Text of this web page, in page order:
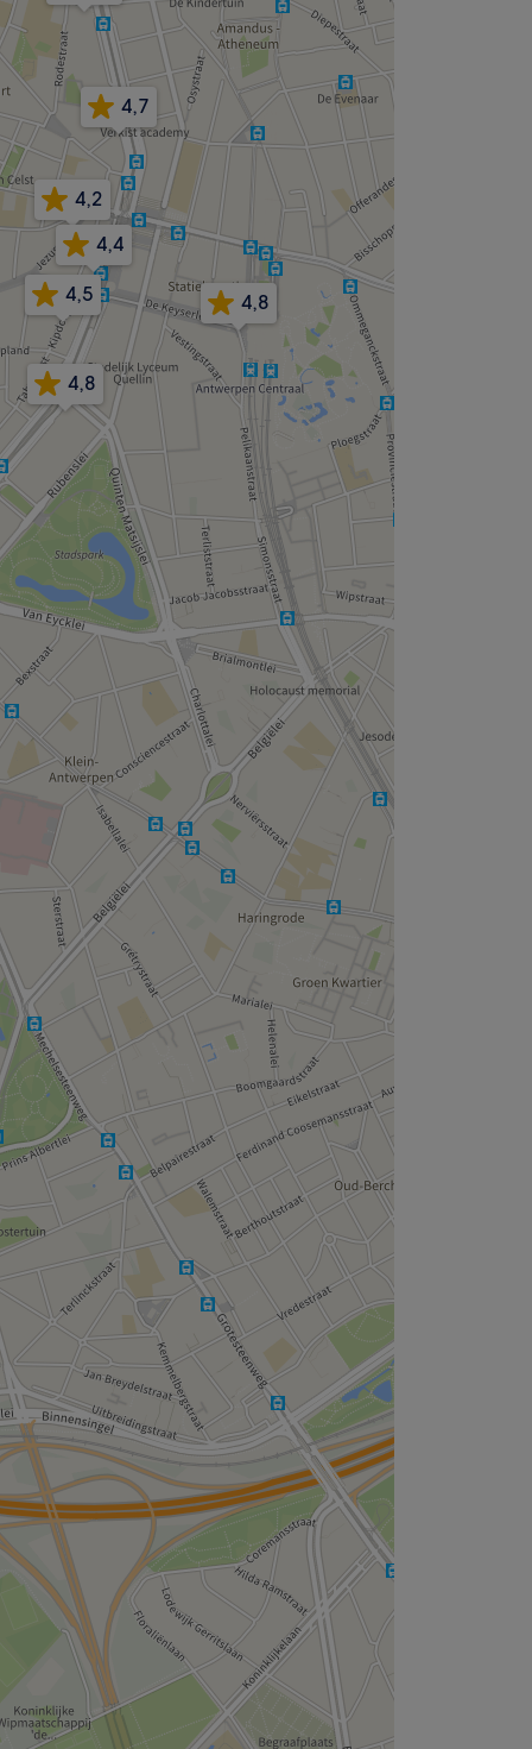
4,8
4,2
4,8
4,7
4,4
4,5